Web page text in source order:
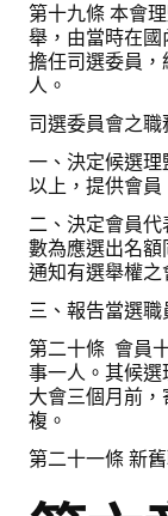
第十九條 本會
舉，由當時在
擔任司選委員
人。
司選委員會之職
一、決定候選
以上，提供會員
二、決定會員
數為應選出名額
通知有選舉權之
三、報告當選
第二十條 會員
事一人。其候選
大會三個月前
複。
第二十一條 新